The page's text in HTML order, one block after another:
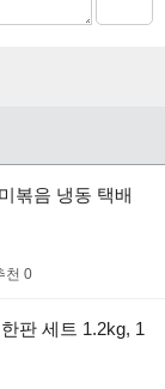
볶음 냉동 택배
천 0
판 세트 1.2kg, 1